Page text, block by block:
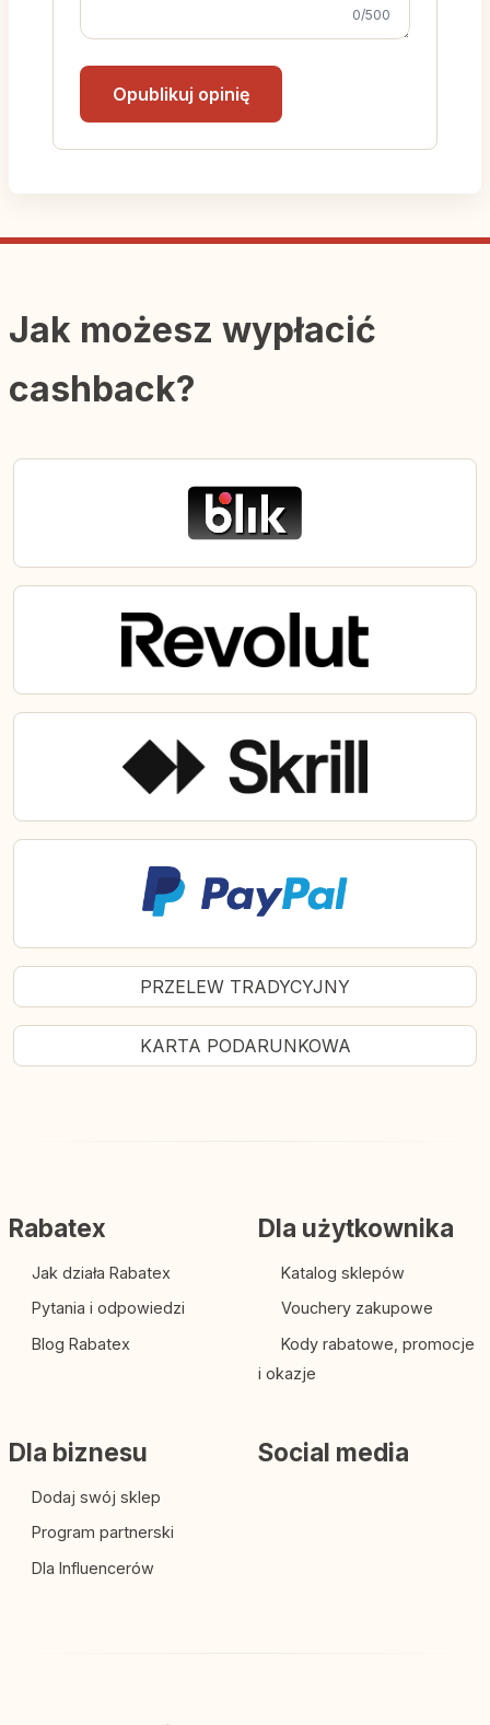
0/500
Opublikuj opinię
Jak możesz wypłacić
cashback?
PRZELEW TRADYCYJNY
KARTA PODARUNKOWA
Rabatex
Jak działa Rabatex
Pytania i odpowiedzi
Blog Rabatex
Dla użytkownika
Katalog sklepów
Vouchery zakupowe
Kody rabatowe, promocje
i okazje
Dla biznesu
Dodaj swój sklep
Program partnerski
Dla Influencerów
Social media